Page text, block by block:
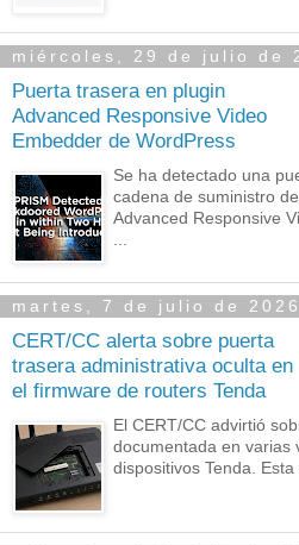
miércoles, 29 de julio de
Puerta trasera en plugin
Advanced Responsive Video
Embedder de WordPress
Se ha detectado una
cadena de suministro
Advanced Responsive
martes, 7 de julio de 2026
CERT/CC alerta sobre puerta
trasera administrativa oculta en
el firmware de routers Tenda
El CERT/CC advirtió
documentada en varias
dispositivos Tenda. Esta